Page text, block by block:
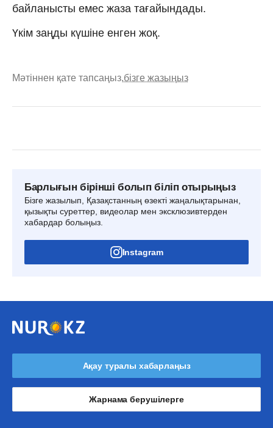
байланысты емес жаза тағайындады.
Үкім заңды күшіне енген жоқ.
Мәтіннен қате тапсаңыз,бізге жазыңыз
Барлығын бірінші болып біліп отырыңыз
Бізге жазылып, Қазақстанның өзекті жаңалықтарынан,
қызықты суреттер, видеолар мен эксклюзивтерден
хабардар болыңыз.
Instagram
Ақау туралы хабарлаңыз
Жарнама берушілерге